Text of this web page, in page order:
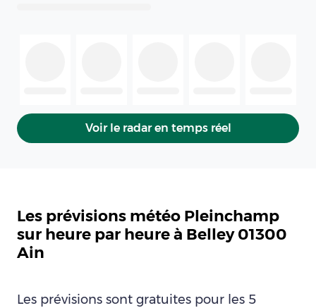
Voir le radar en temps réel
Les prévisions météo Pleinchamp
sur heure par heure à Belley 01300
Ain
Les prévisions sont gratuites pour les 5